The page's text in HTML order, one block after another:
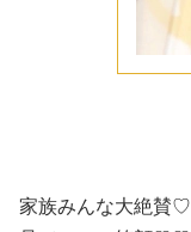
家族みんな大絶賛♡